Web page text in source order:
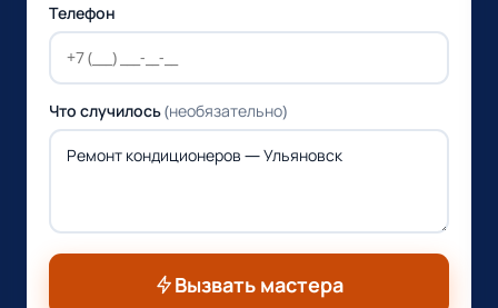
Телефон
Что случилось(необязательно)
Вызвать мастера